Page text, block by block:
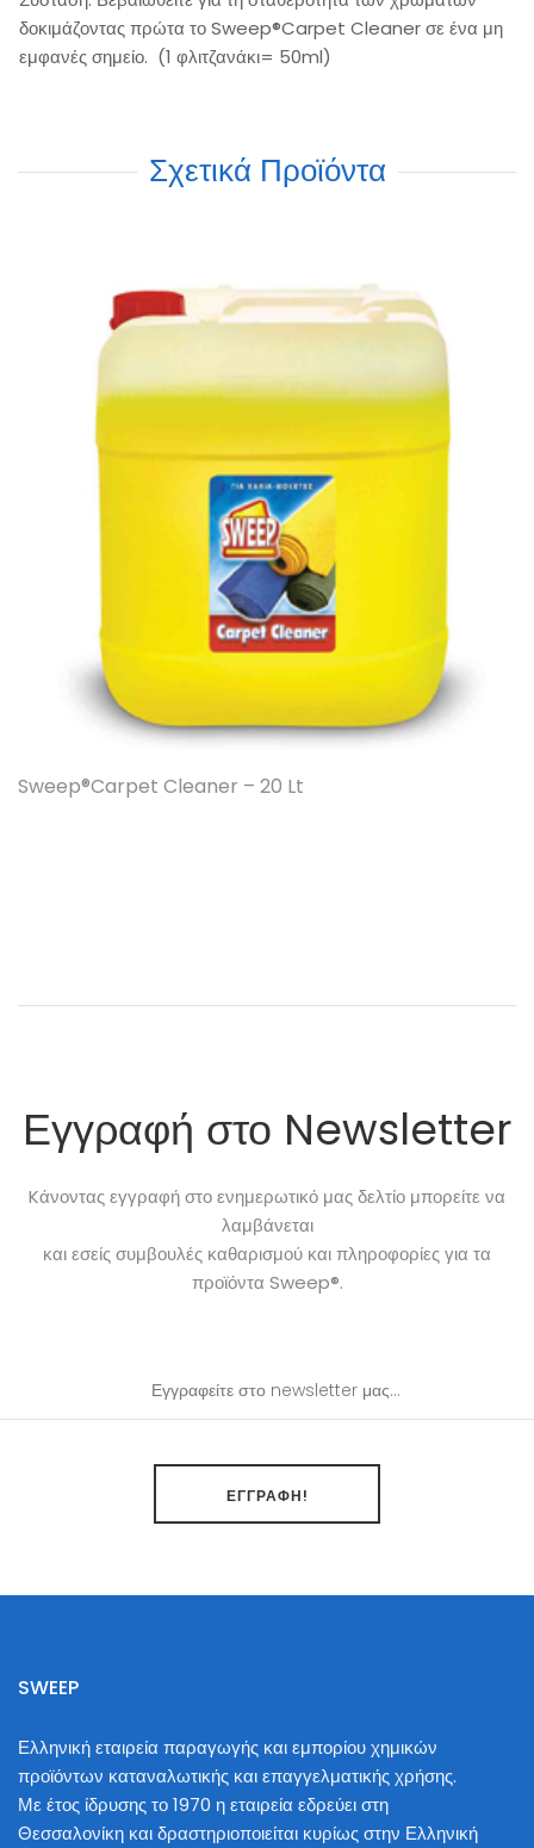
δοκιμάζοντας πρώτα το Sweep®Carpet Cleaner σε ένα μη
εμφανές σημείο. (1 φλιτζανάκι= 50ml)
Σχετικά Προϊόντα
Sweep®Carpet Cleaner – 20 Lt
Εγγραφή στο Newsletter
Kάνοντας εγγραφή στο ενημερωτικό μας δελτίο μπορείτε να
λαμβάνεται
και εσείς συμβουλές καθαρισμού και πληροφορίες για τα
προϊόντα Sweep®.
SWEEP
Ελληνική εταιρεία παραγωγής και εμπορίου χημικών
προϊόντων καταναλωτικής και επαγγελματικής χρήσης.
Με έτος ίδρυσης το 1970 η εταιρεία εδρεύει στη
Θεσσαλονίκη και δραστηριοποιείται κυρίως στην Ελληνική